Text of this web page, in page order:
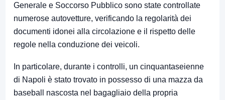
Generale e Soccorso Pubblico sono state controllate
numerose autovetture, verificando la regolarità dei
documenti idonei alla circolazione e il rispetto delle
regole nella conduzione dei veicoli.
In particolare, durante i controlli, un cinquantaseienne
di Napoli è stato trovato in possesso di una mazza da
baseball nascosta nel bagagliaio della propria